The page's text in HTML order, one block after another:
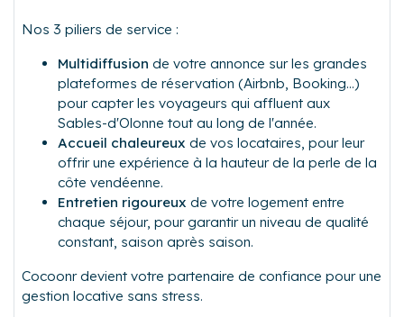
Nos 3 piliers de service :
Multidiffusion de votre annonce sur les grandes
plateformes de réservation (Airbnb, Booking…)
pour capter les voyageurs qui affluent aux
Sables-d'Olonne tout au long de l'année.
Accueil chaleureux de vos locataires, pour leur
offrir une expérience à la hauteur de la perle de la
côte vendéenne.
Entretien rigoureux de votre logement entre
chaque séjour, pour garantir un niveau de qualité
constant, saison après saison.
Cocoonr devient votre partenaire de confiance pour une
gestion locative sans stress.